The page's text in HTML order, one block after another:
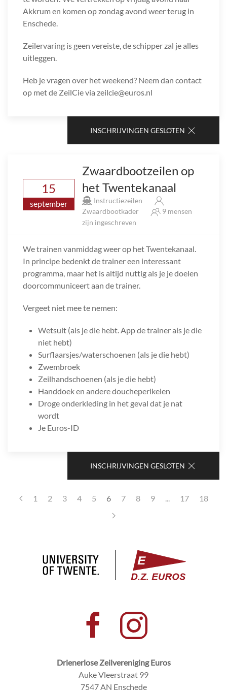
Akkrum en komen op zondag avond weer terug in
Enschede.
Zeilervaring is geen vereiste, de schipper zal je alles
uitleggen.
Heb je vragen over het weekend? Neem dan contact
op met de ZeilCie via zeilcie@euros.nl
INSCHRIJVINGEN GESLOTEN
15
september
Zwaardbootzeilen op
het Twentekanaal
Instructiezeilen
Zwaardbootkader
9 mensen
zijn ingeschreven
We trainen vanmiddag weer op het Twentekanaal.
In principe bedenkt de trainer een interessant
programma, maar het is altijd nuttig als je je doelen
doorcommuniceert aan de trainer.
Vergeet niet mee te nemen:
Wetsuit (als je die hebt. App de trainer als je die
niet hebt)
Surflaarsjes/waterschoenen (als je die hebt)
Zwembroek
Zeilhandschoenen (als je die hebt)
Handdoek en andere doucheperikelen
Droge onderkleding in het geval dat je nat
wordt
Je Euros-ID
INSCHRIJVINGEN GESLOTEN
1 2 3 4 5 6 7 8 9 17 18
Drienerlose Zeilvereniging Euros
Auke Vleerstraat 99
7547 AN Enschede